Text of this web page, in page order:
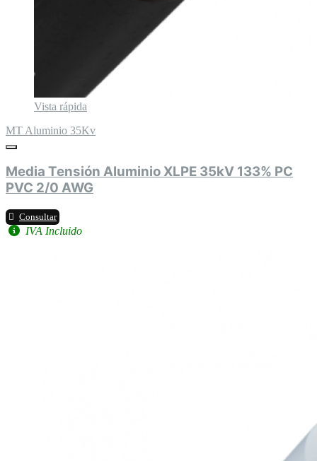
Vista rápida
MT Aluminio 35Kv
Media Tensión Aluminio XLPE 35kV 133% PC
PVC 2/0 AWG
Consultar
IVA Incluido